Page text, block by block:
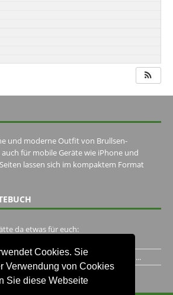
Cookies. Sie
Verwendung von Cookies
Sie diese Webseite
und moderne Outfit von Brullsen-
für mobile Geräte wie iPhone und
lassen sich im kompaktem Format
da etwas für euch:
Hugo Pape verbracht..Habe ihn...